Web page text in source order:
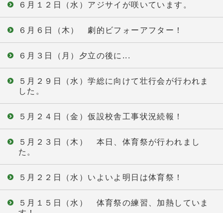
６月１２日（水）アジサイが咲いています。
６月６日（木） 劇的ビフォーアフター！
６月３日（月）夕立の後に...
５月２９日（水）学総に向けて壮行会が行われま
した。
５月２４日（金）仮設校舎工事状況続報！
５月２３日（木） 本日、体育祭が行われまし
た。
５月２２日（水）いよいよ明日は体育祭！
５月１５日（水） 体育祭の練習、加熱していま